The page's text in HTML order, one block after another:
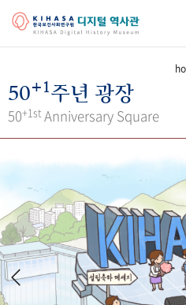
걸어온 길 기관 변천사
키워드로 보는 연
간행물 변천사
기록물 아카이브
사진 아카이브 문서 기록물
50+1주년 광장
50+1st Anniversary Square